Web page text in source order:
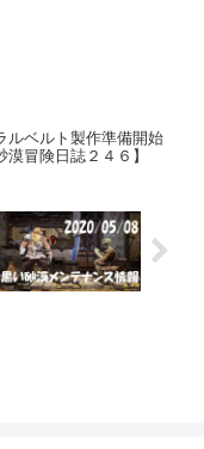
ルベルト製作準備開始
冒険日誌２４６】